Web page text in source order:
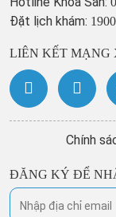
Đặt lịch khám:
LIÊN KẾT MẠNG
Chính
ĐĂNG KÝ ĐỂ